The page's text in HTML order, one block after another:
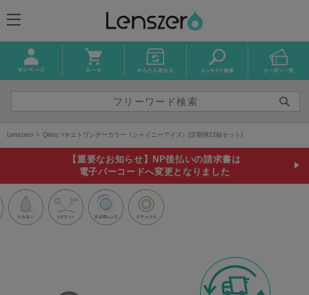
Lenszero Qieto キエトワンデーカラー（シャイニーアイズ）(定期便12箱セット)
【重要なお知らせ】NP後払いの請求書は
電子バーコードへ変更となりました